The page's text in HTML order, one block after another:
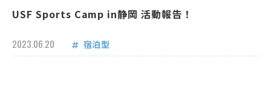
USF Sports Camp in静岡 活動報告！
2023.06.20 宿泊型